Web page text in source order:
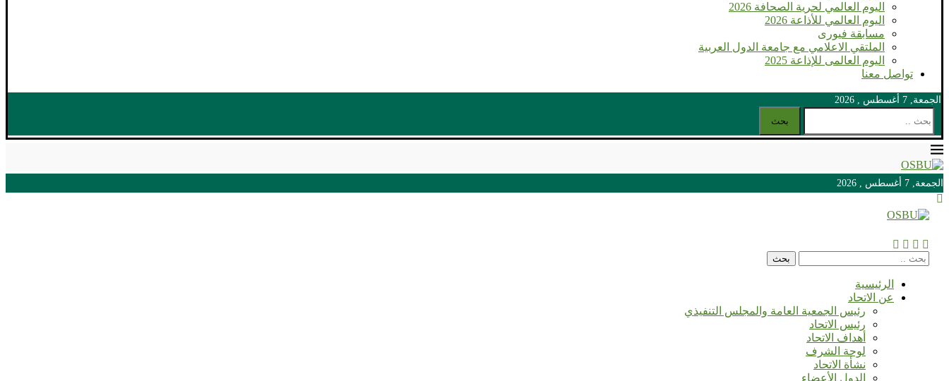
اليوم العالمي لحرية الصحافة 2026
اليوم العالمي للأذاعة 2026
مسابقة فيورى
الملتقي الاعلامي مع جامعة الدول العربية
اليوم العالمى للإذاعة 2025
تواصل معنا
الجمعة, 7 أغسطس , 2026
بحث
الجمعة, 7 أغسطس , 2026
بحث
الرئيسية
عن الاتحاد
رئيس الجمعية العامة والمجلس التنفيذي
رئيس الاتحاد
أهداف الاتحاد
لوحة الشرف
نشأة الاتحاد
الدول الأعضاء